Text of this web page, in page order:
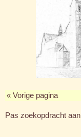
« Vorige pagina
Pas zoekopdracht aan